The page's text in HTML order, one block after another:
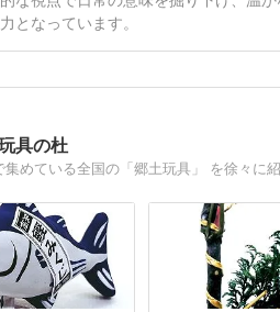
となっています。
具の杜
集めている全国の「郷土玩具」 を徐々に